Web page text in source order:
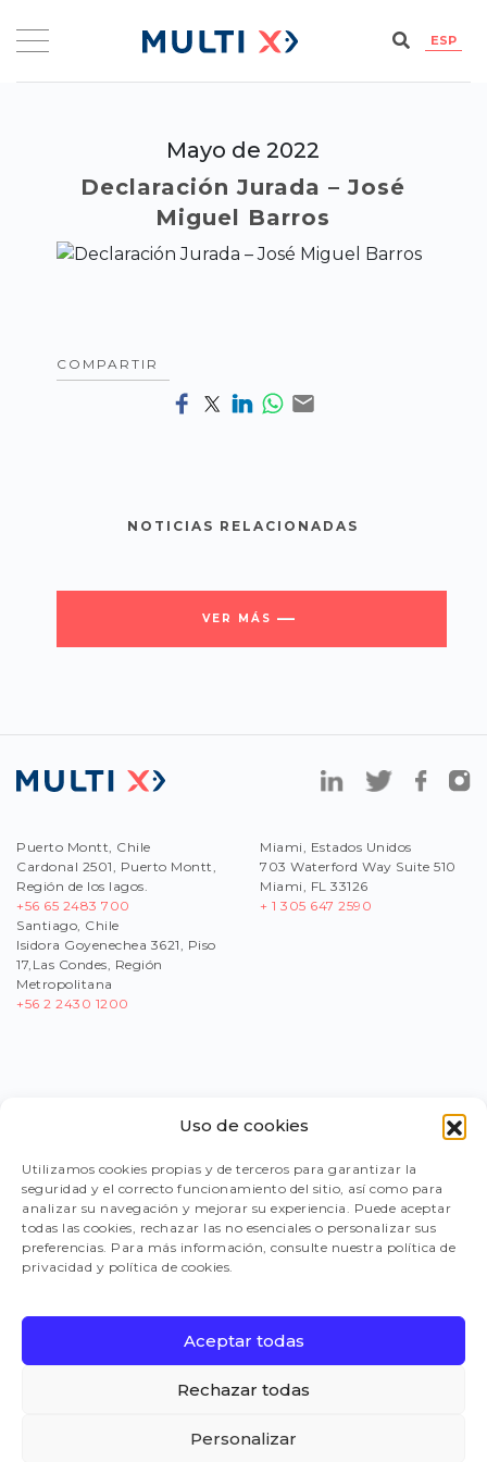
Uso de cookies
Utilizamos cookies propias y de terceros para garantizar la
seguridad y el correcto funcionamiento del sitio, así como para
analizar su navegación y mejorar su experiencia. Puede aceptar
todas las cookies, rechazar las no esenciales o personalizar sus
preferencias. Para más información, consulte nuestra política de
privacidad y política de cookies.
Aceptar todas
Rechazar todas
Personalizar
ESP
Mayo de 2022
Declaración Jurada – José
Miguel Barros
COMPARTIR
NOTICIAS RELACIONADAS
VER MÁS
Puerto Montt, Chile
Cardonal 2501, Puerto Montt,
Región de los lagos.
+56 65 2483 700
Santiago, Chile
Isidora Goyenechea 3621, Piso
17,Las Condes, Región
Metropolitana
+56 2 2430 1200
Miami, Estados Unidos
703 Waterford Way Suite 510
Miami, FL 33126
+ 1 305 647 2590
PORTAL PROVEEDORES
LEGISLACIÓN
CANAL DE DENUNCIAS